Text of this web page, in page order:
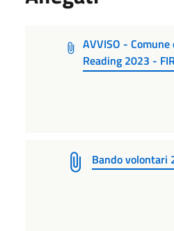
AVVISO -
Reading 2023 -
Bando volontari